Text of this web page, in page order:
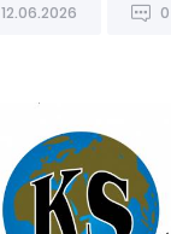
12.06.2026 0